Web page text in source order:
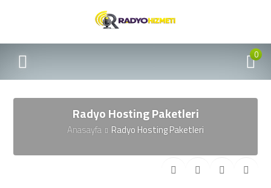
0
Radyo Hosting Paketleri
Anasayfa Radyo Hosting Paketleri